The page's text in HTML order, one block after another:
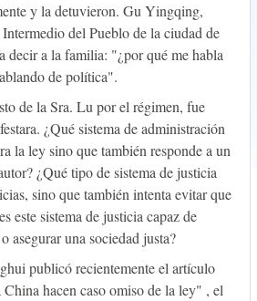
y la detuvieron. Gu Yingqing,
del Pueblo de la ciudad de
decir a la familia: "¿por qué me habla
de política".
de la Sra. Lu por el régimen, fue
¿Qué sistema de administración
la ley sino que también responde a un
¿Qué tipo de sistema de justicia
sino que también intenta evitar que
este sistema de justicia capaz de
asegurar una sociedad justa?
publicó recientemente el artículo
hacen caso omiso de la ley" , el